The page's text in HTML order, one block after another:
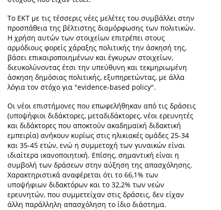
Το ΕΚΤ με τις τέσσερις νέες μελέτες του συμβάλλει στην
προσπάθεια της βέλτιστης διαμόρφωσης των πολιτικών.
Η χρήση αυτών των στοιχείων επιτρέπει στους
αρμόδιους φορείς χάραξης πολιτικής την άσκησή της,
βάσει επικαιροποιημένων και έγκυρων στοιχείων,
διευκολύνοντας έτσι την υπεύθυνη και τεκμηριωμένη
άσκηση δημόσιας πολιτικής, εξυπηρετώντας, με άλλα
λόγια τον στόχο για "evidence-based policy".
Οι νέοι επιστήμονες που επωφελήθηκαν από τις δράσεις
(υποψήφιοι διδάκτορες, μεταδιδάκτορες, νέοι ερευνητές
και διδάκτορες που αποκτούν ακαδημαϊκή διδακτική
εμπειρία) ανήκουν κυρίως στις ηλικιακές ομάδες 25-34
και 35-45 ετών, ενώ η συμμετοχή των γυναικών είναι
ιδιαίτερα ικανοποιητική. Επίσης, σημαντική είναι η
συμβολή των δράσεων στην αύξηση της απασχόλησης.
Χαρακτηριστικά αναφέρεται ότι το 66,1% των
υποψήφιων διδακτόρων και το 32,2% των νεών
ερευνητών, που συμμετείχαν στις δράσεις, δεν είχαν
άλλη παράλληλη απασχόληση το ίδιο διάστημα.